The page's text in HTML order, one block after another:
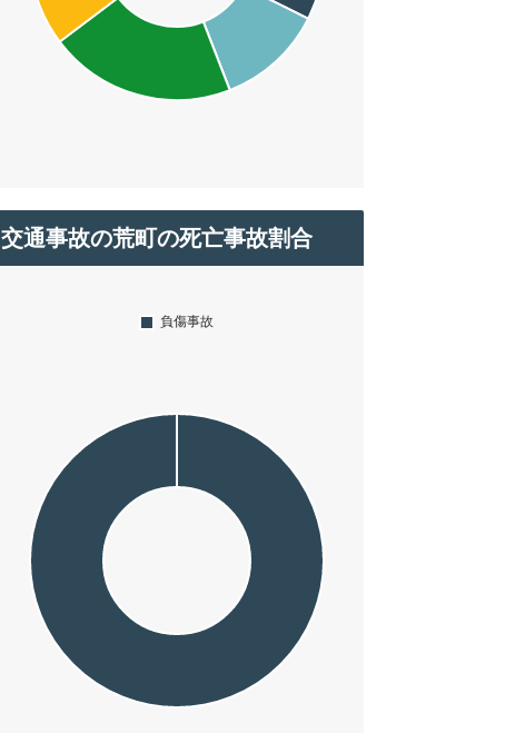
交通事故の荒町の死亡事故割合